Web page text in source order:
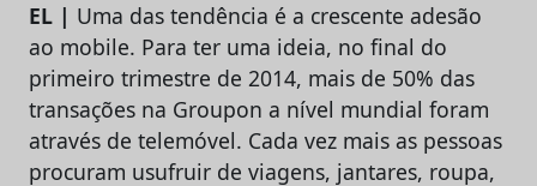
EL | Uma das tendência é a crescente adesão
ao mobile. Para ter uma ideia, no final do
primeiro trimestre de 2014, mais de 50% das
transações na Groupon a nível mundial foram
através de telemóvel. Cada vez mais as pessoas
procuram usufruir de viagens, jantares, roupa,